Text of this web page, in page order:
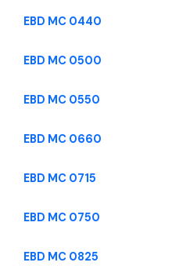
EBD MC 0440
EBD MC 0500
EBD MC 0550
EBD MC 0660
EBD MC 0715
EBD MC 0750
EBD MC 0825